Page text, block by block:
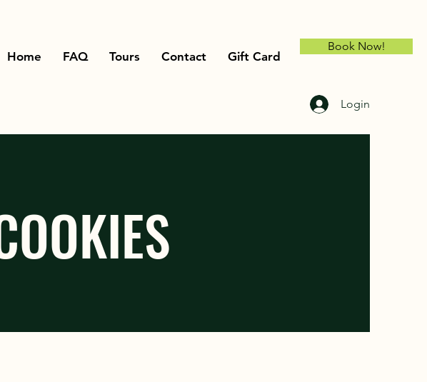
Home FAQ Tours Contact Gift Card
Book Now!
Login